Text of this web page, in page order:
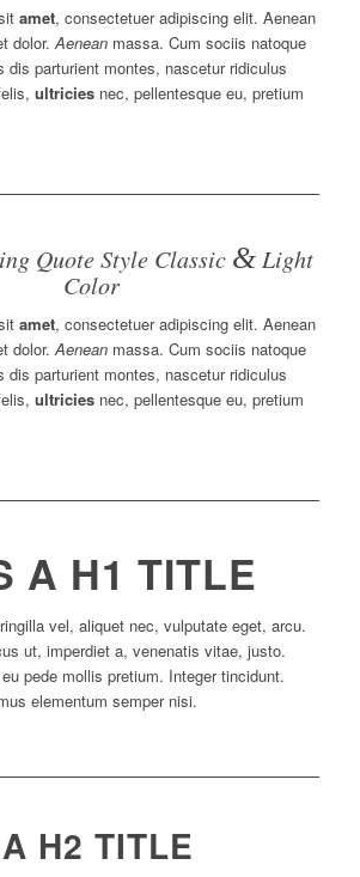
amet, consectetuer adipiscing elit. Aenean
dolor.Aeneanmassa. Cum sociis natoque
dis parturient montes, nascetur ridiculus
ultriciesnec, pellentesque eu, pretium
Quote Style Classic &Light
Color
amet, consectetuer adipiscing elit. Aenean
dolor.Aeneanmassa. Cum sociis natoque
dis parturient montes, nascetur ridiculus
ultriciesnec, pellentesque eu, pretium
A H1 TITLE
vel, aliquet nec, vulputate eget, arcu.
ut, imperdiet a, venenatis vitae, justo.
pede mollis pretium. Integer tincidunt.
elementum semper nisi.
H2 TITLE